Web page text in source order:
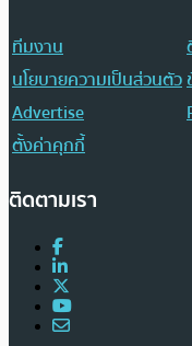
ทีมงาน
นโยบายความเป็นส่วนตัว
Advertise
ตั้งค่าคุกกี้
ติดตามเรา